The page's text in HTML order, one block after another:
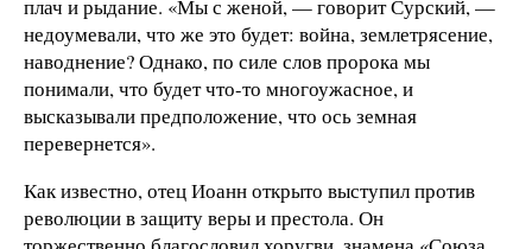
плач и рыдание. «Мы с женой, — говорит Сурский, —
недоумевали, что же это будет: война, землетрясение,
наводнение? Однако, по силе слов пророка мы
понимали, что будет что-то многоужасное, и
высказывали предположение, что ось земная
перевернется».
Как известно, отец Иоанн открыто выступил против
революции в защиту веры и престола. Он